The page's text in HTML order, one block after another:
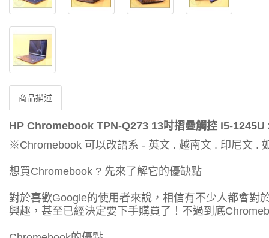
商品描述
HP Chromebook TPN-Q273 13吋摺疊觸控 i5-1245U
※Chromebook 可以改語系 - 英文 . 越南文 . 印尼文 .
想買Chromebook ? 先來了解它的優缺點
對於喜歡Google的使用者來說，相信有不少人都會對
興趣，甚至已經決定要下手購買了！不過到底